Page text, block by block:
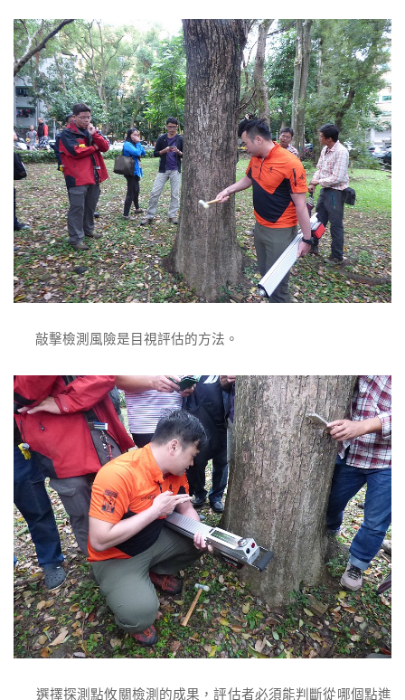
敲擊檢測風險是目視評估的方法。
選擇探測點攸關檢測的成果，評估者必須能判斷從哪個點進